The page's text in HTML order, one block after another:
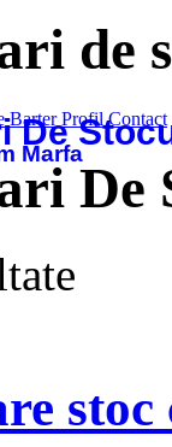
De
Marfa
de
Barter Profil Contact
De
stoc